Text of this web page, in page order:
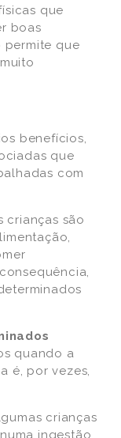
que
boas
permite que
benefícios,
que
com
crianças são
quando a
é, por vezes,
crianças
ingestão